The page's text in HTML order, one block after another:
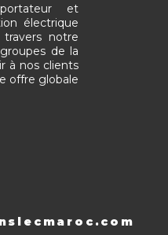
et
électrique
travers notre
de la
à nos clients
offre globale